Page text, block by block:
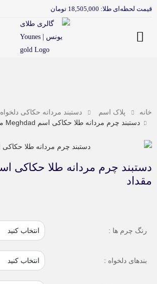
قیمت لحظه‌ای طلا: 18,505,000 تومان
خانه پلاک اسم دستبند مردانه حکاکی دلخواه
دستبند چرم مردانه طلا حکاکی اسم Meghdad مقداد
مقداد
رنگ چرم ها :
بندهای دلخواه :